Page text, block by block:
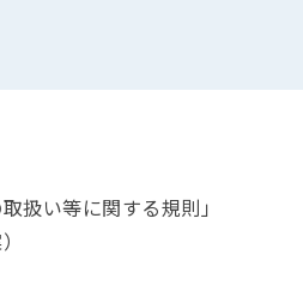
扱い等に関する規則」